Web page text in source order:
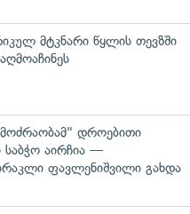
მტკნარი წყლის თევზში
დროებითი
აირჩია —
ფავლენიშვილი გახდა